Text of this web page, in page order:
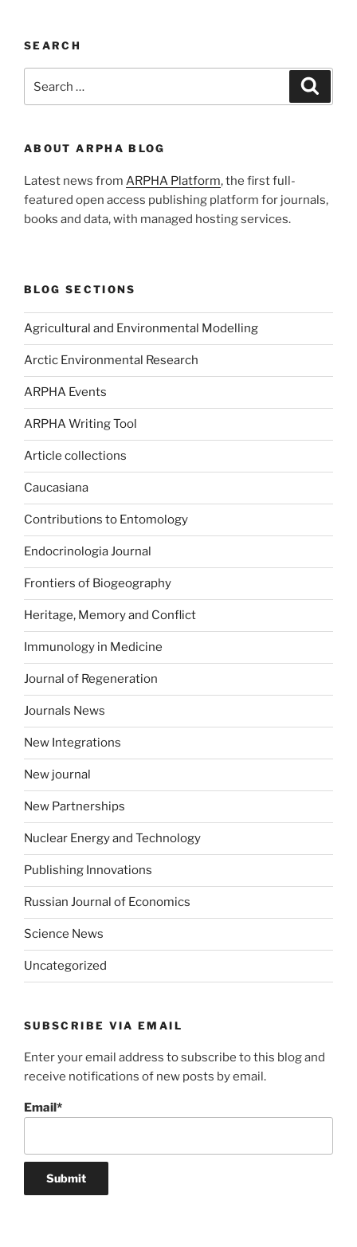
SEARCH
for:
ABOUT ARPHA BLOG
Latest news from ARPHA Platform, the first full-
featured open access publishing platform for journals,
books and data, with managed hosting services.
BLOG SECTIONS
Agricultural and Environmental Modelling
Arctic Environmental Research
ARPHA Events
ARPHA Writing Tool
Article collections
Caucasiana
Contributions to Entomology
Endocrinologia Journal
Frontiers of Biogeography
Heritage, Memory and Conflict
Immunology in Medicine
Journal of Regeneration
Journals News
New Integrations
New journal
New Partnerships
Nuclear Energy and Technology
Publishing Innovations
Russian Journal of Economics
Science News
Uncategorized
SUBSCRIBE VIA EMAIL
Enter your email address to subscribe to this blog and
receive notifications of new posts by email.
Email*